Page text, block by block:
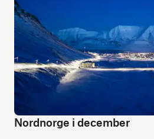
Nordnorge i december